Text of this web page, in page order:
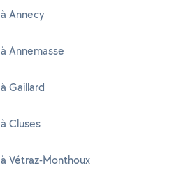
Annecy
Annemasse
Gaillard
Cluses
Vétraz-Monthoux